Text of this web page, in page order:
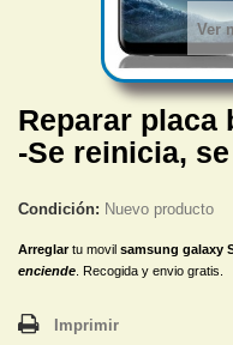
Ver
Reparar placa
-Se reinicia,
Condición: Nuevo producto
Arreglar tu movil samsung galaxy
enciende . Recogida y envio gratis.
Imprimir